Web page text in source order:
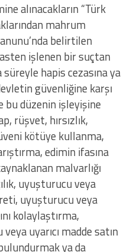
alınacakların “Türk
mahrum
belirtilen
işlenen bir suçtan
süreyle hapis cezasına ya
güvenliğine karşı
bu düzenin işleyişine
rüşvet, hırsızlık,
kötüye kullanma,
edimin ifasına
malvarlığı
uyuşturucu veya
uyuşturucu veya
kolaylaştırma,
uyarıcı madde satın
ya da